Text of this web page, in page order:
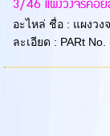
อะไหล่ ชื่อ : แผงวง
ละเอียด : PARt